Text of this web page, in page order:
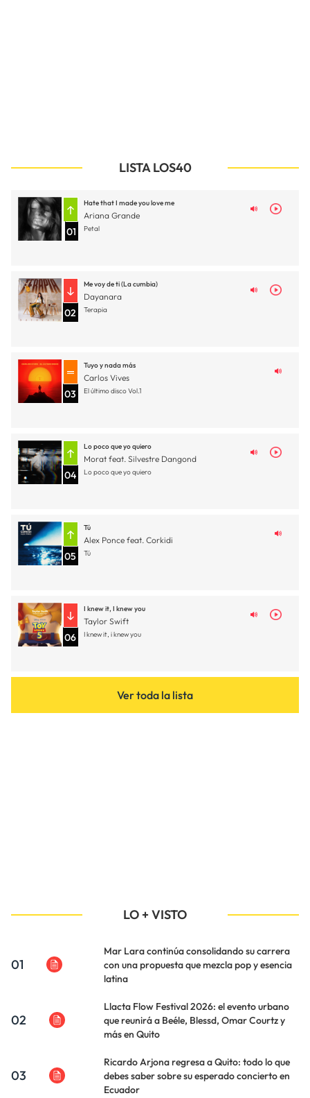
LISTA LOS40
01
Hate that I made you love me
Ariana Grande
Petal
02
Me voy de ti (La cumbia)
Dayanara
Terapia
03
Tuyo y nada más
Carlos Vives
El último disco Vol.1
04
Lo poco que yo quiero
Morat feat. Silvestre Dangond
Lo poco que yo quiero
05
Tú
Alex Ponce feat. Corkidi
Tú
06
I knew it, I knew you
Taylor Swift
I knew it, i knew you
Ver toda la lista
LO + VISTO
01
Mar Lara continúa consolidando su carrera
con una propuesta que mezcla pop y esencia
latina
02
Llacta Flow Festival 2026: el evento urbano
que reunirá a Beéle, Blessd, Omar Courtz y
más en Quito
03
Ricardo Arjona regresa a Quito: todo lo que
debes saber sobre su esperado concierto en
Ecuador